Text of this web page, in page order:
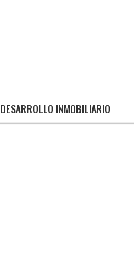
DESARROLLO INMOBILIARIO